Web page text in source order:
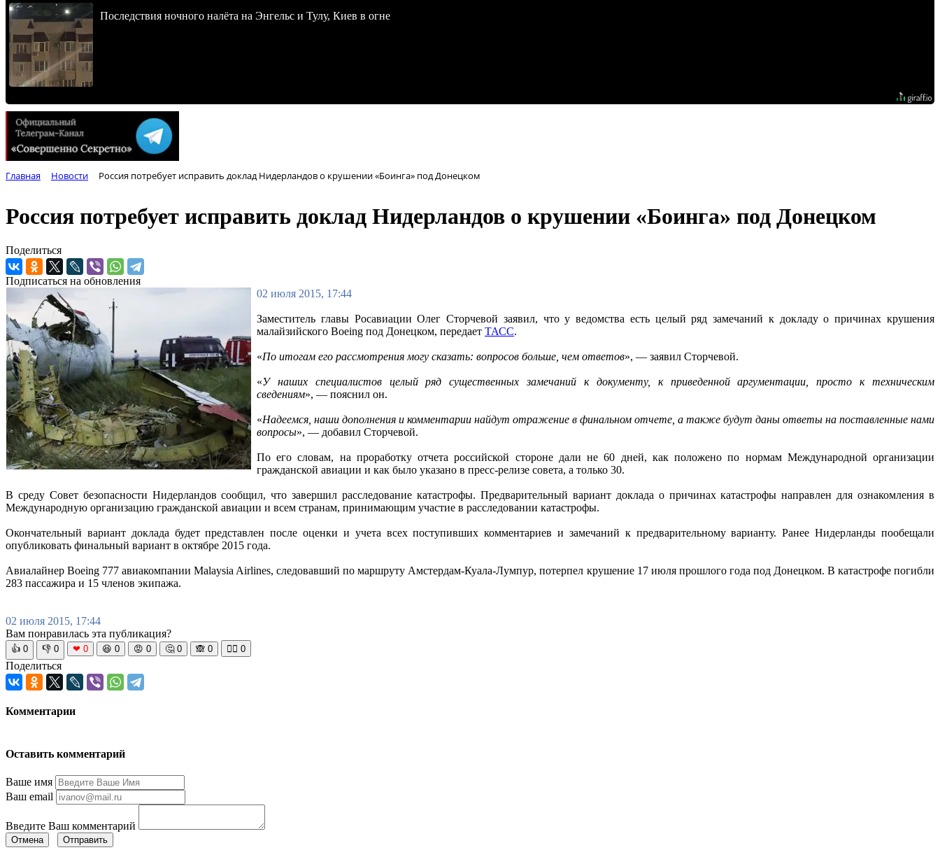
Последствия ночного налёта на Энгельс и Тулу, Киев в огне
Главная Новости Россия потребует исправить доклад Нидерландов о крушении «Боинга» под Донецком
Россия потребует исправить доклад Нидерландов о крушении «Боинга» под Донецком
Поделиться
Подписаться на обновления
02 июля 2015, 17:44
Заместитель главы Росавиации Олег Сторчевой заявил, что у ведомства есть целый ряд замечаний к докладу о причинах крушения
малайзийского Boeing под Донецком, передает ТАСС.
«По итогам его рассмотрения могу сказать: вопросов больше, чем ответов», — заявил Сторчевой.
«У наших специалистов целый ряд существенных замечаний к документу, к приведенной аргументации, просто к техническим
сведениям», — пояснил он.
«Надеемся, наши дополнения и комментарии найдут отражение в финальном отчете, а также будут даны ответы на поставленные нами
вопросы», — добавил Сторчевой.
По его словам, на проработку отчета российской стороне дали не 60 дней, как положено по нормам Международной организации
гражданской авиации и как было указано в пресс-релизе совета, а только 30.
В среду Совет безопасности Нидерландов сообщил, что завершил расследование катастрофы. Предварительный вариант доклада о причинах катастрофы направлен для ознакомления в
Международную организацию гражданской авиации и всем странам, принимающим участие в расследовании катастрофы.
Окончательный вариант доклада будет представлен после оценки и учета всех поступивших комментариев и замечаний к предварительному варианту. Ранее Нидерланды пообещали
опубликовать финальный вариант в октябре 2015 года.
Авиалайнер Boeing 777 авиакомпании Malaysia Airlines, следовавший по маршруту Амстердам-Куала-Лумпур, потерпел крушение 17 июля прошлого года под Донецком. В катастрофе погибли
283 пассажира и 15 членов экипажа.
02 июля 2015, 17:44
Вам понравилась эта публикация?
👍 0 👎 0 ❤ 0 😆 0 😡 0 🤔 0 🙈 0 🧘‍♀️ 0
Поделиться
Комментарии
Оставить комментарий
Ваше имя
Ваш email
Введите Ваш комментарий
Отмена Отправить